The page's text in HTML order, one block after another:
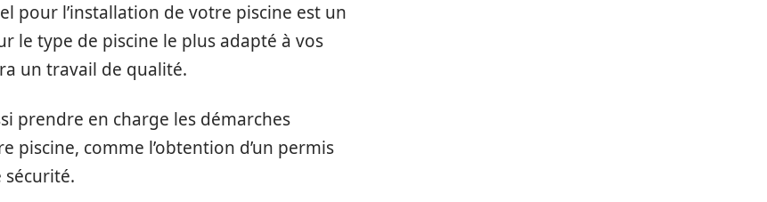
pour l’installation de votre piscine est un
le type de piscine le plus adapté à vos
un travail de qualité.
prendre en charge les démarches
piscine, comme l’obtention d’un permis